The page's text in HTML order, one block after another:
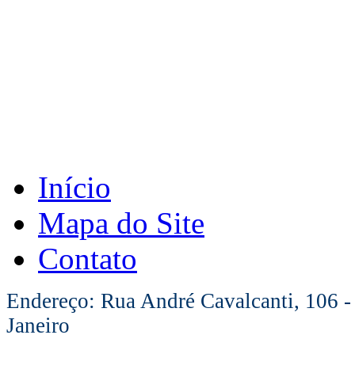
Início
Mapa do Site
Contato
Endereço: Rua André Cavalcanti, 106
Janeiro